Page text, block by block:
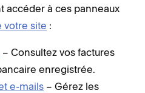
accéder à ces panneaux
votre site :
– Consultez vos factures
enregistrée.
e-mails – Gérez les